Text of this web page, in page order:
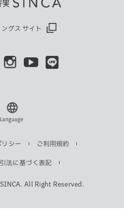
グス サイト
Language
リシー ご利用規約
法に基づく表記
All Right Reserved.